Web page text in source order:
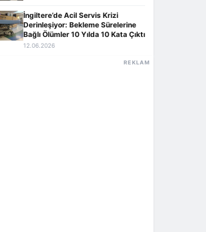
İngiltere’de Acil Servis Krizi
Derinleşiyor: Bekleme Sürelerine
Bağlı Ölümler 10 Yılda 10 Kata Çıktı
12.06.2026
REKLAM